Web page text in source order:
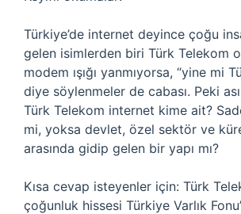
Türkiye’de internet deyince çoğu
gelen isimlerden biri Türk Telekom
modem ışığı yanmıyorsa, “yine mi
diye söylenmeler de cabası. Peki
Türk Telekom internet kime ait?
mi, yoksa devlet, özel sektör ve
arasında gidip gelen bir yapı mı?
Kısa cevap isteyenler için: Türk
çoğunluk hissesi Türkiye Varlık